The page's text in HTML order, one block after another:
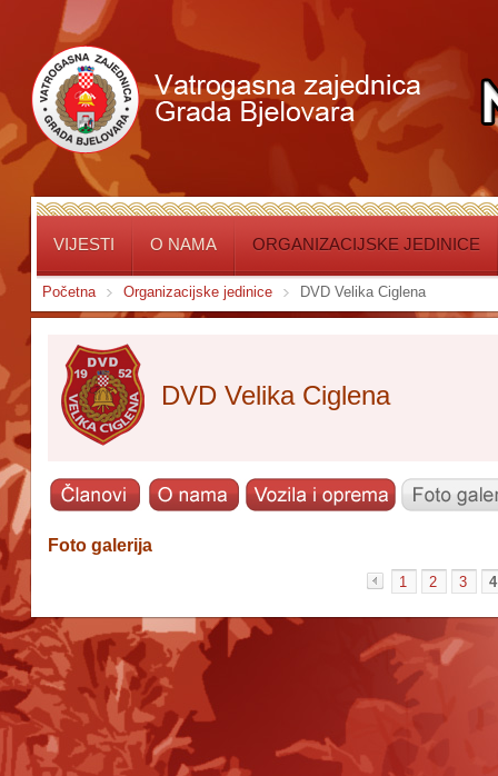
VIJESTI O NAMA ORGANIZACIJSKE JEDINICE
Početna Organizacijske jedinice DVD Velika Ciglena
DVD Velika Ciglena
Foto galerija
«
1 2 3 4